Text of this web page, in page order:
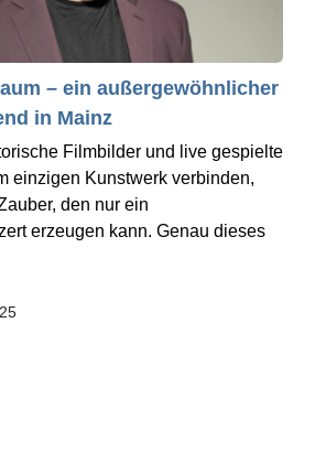
– ein außergewöhnlicher
in Mainz
Filmbilder und live gespielte
einzigen Kunstwerk verbinden,
den nur ein
erzeugen kann. Genau dieses